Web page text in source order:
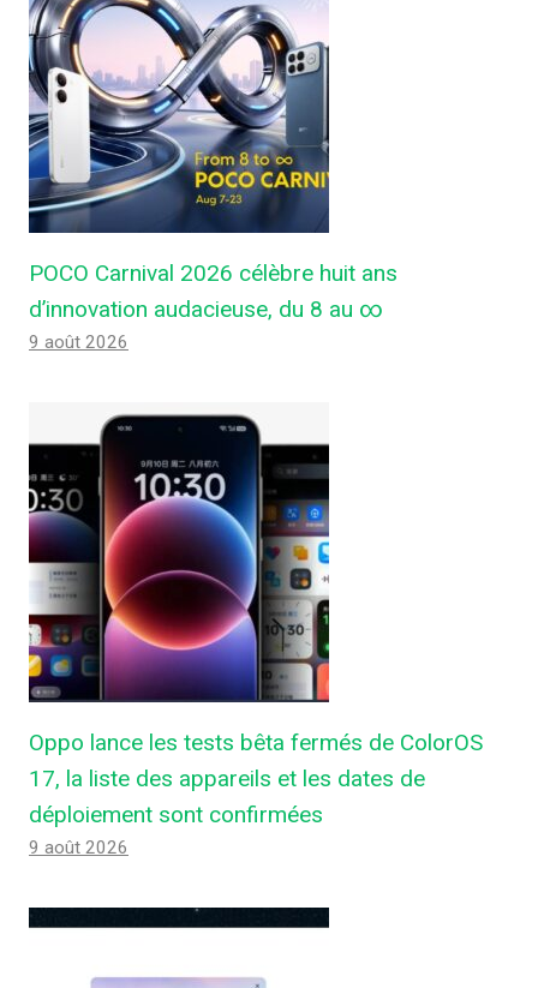
POCO Carnival 2026 célèbre huit ans
d’innovation audacieuse, du 8 au ∞
9 août 2026
Oppo lance les tests bêta fermés de ColorOS
17, la liste des appareils et les dates de
déploiement sont confirmées
9 août 2026